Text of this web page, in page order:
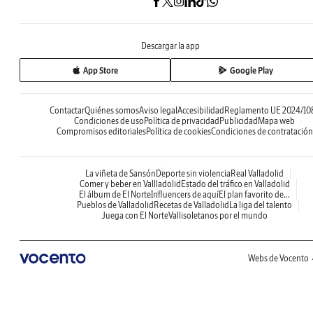
Descargar la app
App Store Google Play
ContactarQuiénes somosAviso legal Accesibilidad Reglamento UE 2024/
Condiciones de uso Política de privacidad Publicidad Mapa web
Compromisos editorialesPolítica de cookiesCondiciones de contratación
La viñeta de Sansón Deporte sin violencia Real Valladolid
Comer y beber en Vallladolid Estado del tráfico en Valladolid
El álbum de El NorteInfluencers de aquíEl plan favorito de...
Pueblos de Valladolid Recetas de Valladolid La liga del talento
Juega con El NorteVallisoletanos por el mundo
Webs de Vocento